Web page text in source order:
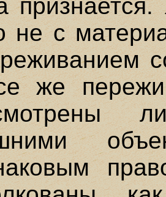
признается.
не с
же